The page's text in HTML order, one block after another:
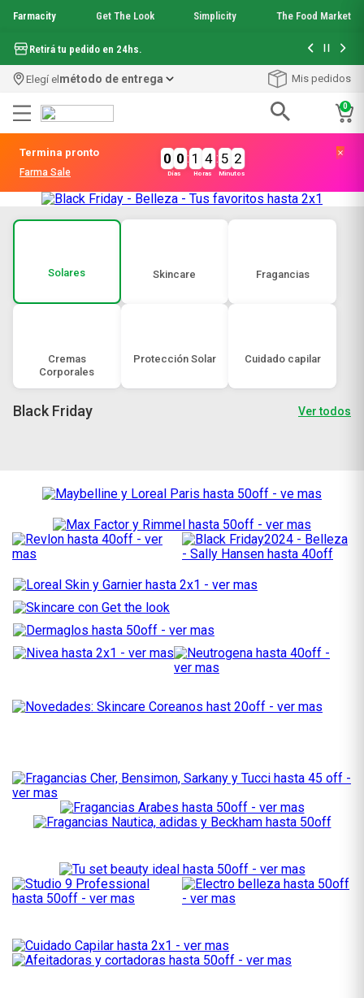
Farmacity Get The Look Simplicity The Food Market
Retirá tu pedido en 24hs. Hasta 6
Elegí elmétodo de entrega Mis pedidos
0
Termina pronto
Farma Sale
0 0
Días
: 1 4
Horas
: 5 2
Minutos
Solares Skincare Fragancias
Cremas
Corporales
Protección Solar Cuidado capilar
Black Friday Ver todos
aquafusion
.garnier toque seco crema facial
mela b3
4.mineral 89
loreal paris
8